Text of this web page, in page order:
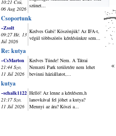
10:21 Csü,
06 Aug 2026 szünet...
Csoportunk
~Zsolt
09:27 Hé, 13
Júl 2026
Kedves Gabi! Köszönjük! Az IFA-t,
végül többszörös kérdésünkre sem...
Re: kutya
~CsMarton
21:44 Szo,
11 Júl 2026
Kedves Tünde! Nem. A Tátrai
Nemzeti Park területére nem lehet
bevinni háziállatot,...
kutya
~schalk1122
21:17 Szo,
11 Júl 2026
Helló! Az lenne a kérdésem,h
lanovkával fel jöhet a kutya?
Mennyi az ára? Köszi a...
«